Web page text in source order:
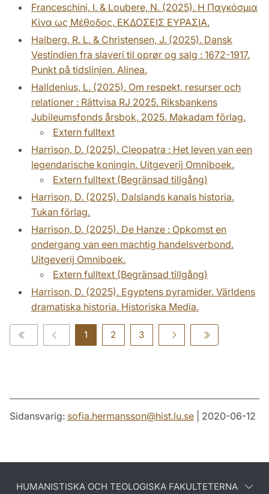
Franceschini, I. & Loubere, N. (2025). Η Παγκόσμια
Κίνα ως Μέθοδος. ΕΚΔΟΣΕΙΣ ΕΥΡΑΣΙΑ.
Halberg, R. L. & Christensen, J. (2025). Dansk
Vestindien fra slaveri til oprør og salg : 1672-1917.
Punkt på tidslinjen. Alinea.
Halldenius, L. (2025). Om respekt, resurser och
relationer : Rättvisa RJ 2025. Riksbankens
Jubileumsfonds årsbok, 2025. Makadam förlag.
Extern fulltext
Harrison, D. (2025). Cleopatra : Het leven van een
legendarische koningin. Uitgeverij Omniboek.
Extern fulltext (Begränsad tillgång)
Harrison, D. (2025). Dalslands kanals historia.
Tukan förlag.
Harrison, D. (2025). De Hanze : Opkomst en
ondergang van een machtig handelsverbond.
Uitgeverij Omniboek.
Extern fulltext (Begränsad tillgång)
Harrison, D. (2025). Egyptens pyramider. Världens
dramatiska historia. Historiska Media.
1 2 3
Sidansvarig: sofia.hermansson@hist.lu.se | 2020-06-12
HUMANISTISKA OCH TEOLOGISKA FAKULTETERNA